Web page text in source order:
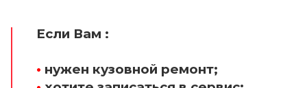
Если Вам :
• нужен кузовной ремонт;